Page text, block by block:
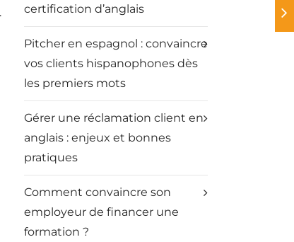
certification d’anglais
Pitcher en espagnol : convaincre
vos clients hispanophones dès
les premiers mots
Gérer une réclamation client en
anglais : enjeux et bonnes
pratiques
Comment convaincre son
employeur de financer une
formation ?